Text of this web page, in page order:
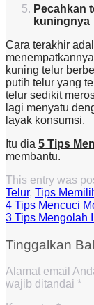
Pecahkan
kuningnya
Cara terakhir
kuning telur
putih telur yang
telur sedikit
lagi menyatu
layak konsumsi.
Itu dia 5 Tips
membantu.
This entry was
Telur, Tips
4 Tips Mencuci
3 Tips Mengolah
Tinggalkan
Alamat email
wajib ditandai *